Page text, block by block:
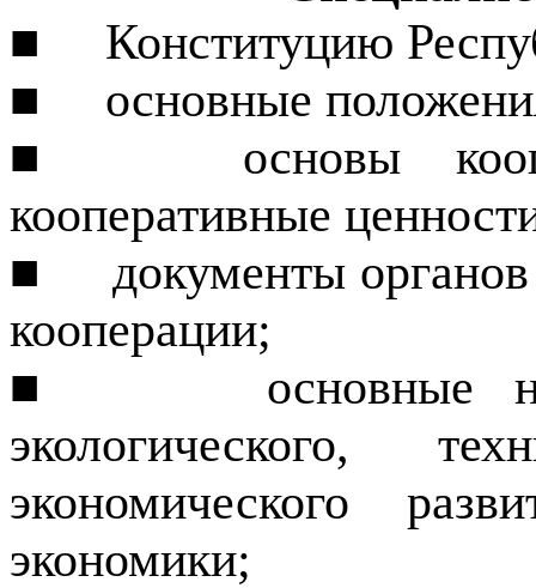
■
Конституцию
■
основные
■
основы
кооперативные
■
документы
кооперации;
■
основные
экологического,
экономического
экономики;